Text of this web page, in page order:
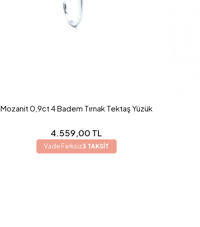
Mozanit 0,9ct 4 Badem Tırnak Tektaş Yüzük
4.559,00 TL
Vade Farksız3 TAKSİT